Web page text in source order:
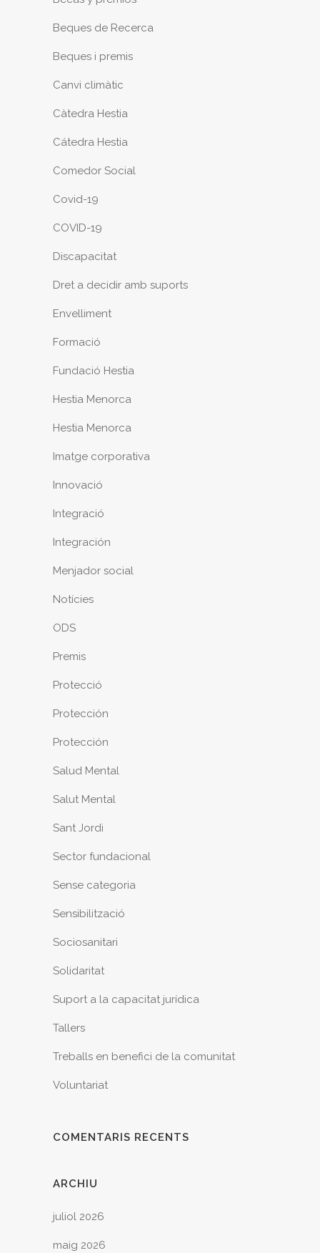
Beques de Recerca
Beques i premis
Canvi climàtic
Càtedra Hestia
Cátedra Hestia
Comedor Social
Covid-19
COVID-19
Discapacitat
Dret a decidir amb suports
Envelliment
Formació
Fundació Hestia
Hestia Menorca
Hestia Menorca
Imatge corporativa
Innovació
Integració
Integración
Menjador social
Notícies
ODS
Premis
Protecció
Protección
Protección
Salud Mental
Salut Mental
Sant Jordi
Sector fundacional
Sense categoria
Sensibilització
Sociosanitari
Solidaritat
Suport a la capacitat jurídica
Tallers
Treballs en benefici de la comunitat
Voluntariat
COMENTARIS RECENTS
ARCHIU
juliol 2026
maig 2026